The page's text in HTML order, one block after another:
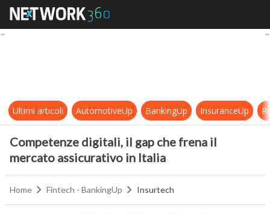
Competenze digitali, il gap che
Ultimi articoli AutomotiveUp BankingUp InsuranceUp
Competenze digitali, il gap che frena il
mercato assicurativo in Italia
Home Fintech - BankingUp Insurtech